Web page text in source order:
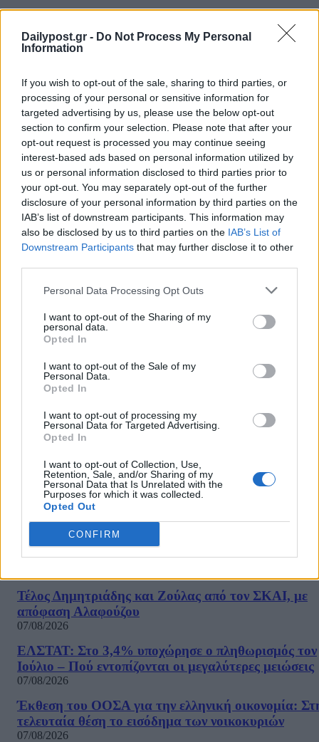
Dailypost.gr - Do Not Process My Personal
Information
If you wish to opt-out of the sale, sharing to third parties, or
processing of your personal or sensitive information for
targeted advertising by us, please use the below opt-out
section to confirm your selection. Please note that after your
opt-out request is processed you may continue seeing
interest-based ads based on personal information utilized by
us or personal information disclosed to third parties prior to
your opt-out. You may separately opt-out of the further
disclosure of your personal information by third parties on the
IAB’s list of downstream participants. This information may
also be disclosed by us to third parties on the IAB’s List of
Downstream Participants that may further disclose it to other
Personal Data Processing Opt Outs
I want to opt-out of the Sharing of my
personal data.
Opted In
I want to opt-out of the Sale of my
Personal Data.
Opted In
I want to opt-out of processing my
Personal Data for Targeted Advertising.
Opted In
I want to opt-out of Collection, Use,
Retention, Sale, and/or Sharing of my
Personal Data that Is Unrelated with the
Purposes for which it was collected.
Opted Out
CONFIRM
Την έντονη ανησυχία και την πλήρη αντίθεση στην πρόσφατη
πρόταση του δημάρχου Αθηναίων για την επαναφορά της οδικής
κυκλοφορίας στη Λεωφόρο Βασιλίσσης Όλγας, πάνω στη γραμμή
ανακοίνωσή του το Σωματείο Ηλεκτροδηγών...
Βασιλίσσης Όλγας: «Ο Δήμος Αθηναίων δε θα
κάνει πίσω»
29/08/2025
Η αντιπαράθεση για τη Βασιλίσσης Όλγας, αυξάνεται με τον
κάνει πίσω. Σχολιάζοντας την ανακοίνωση των υπουργείων
Περιβάλλοντος, Πολιτισμού και Υποδομών, ο Δήμος Αθηναίων
Σελίδα 1 από 2
ΡΟΗ ΕΙΔΗΣΕΩΝ
Τέλος Δημητριάδης και Ζούλας από τον ΣΚΑΙ, με
απόφαση Αλαφούζου
07/08/2026
ΕΛΣΤΑΤ: Στο 3,4% υποχώρησε ο πληθωρισμός τον
Ιούλιο – Πού εντοπίζονται οι μεγαλύτερες μειώσεις
07/08/2026
Έκθεση του ΟΟΣΑ για την ελληνική οικονομία:
τελευταία θέση το εισόδημα των νοικοκυριών
07/08/2026